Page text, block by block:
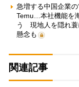
急増する中国企業
Temu…本社機能を
う 現地人を隠れ蓑
懸念も
関連記事